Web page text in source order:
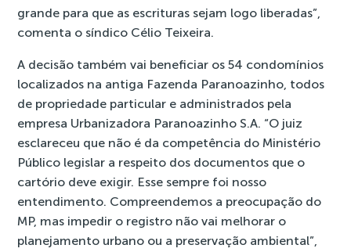
grande para que as escrituras sejam logo liberadas”,
comenta o síndico Célio Teixeira.
A decisão também vai beneficiar os 54 condomínios
localizados na antiga Fazenda Paranoazinho, todos
de propriedade particular e administrados pela
empresa Urbanizadora Paranoazinho S.A. “O juiz
esclareceu que não é da competência do Ministério
Público legislar a respeito dos documentos que o
cartório deve exigir. Esse sempre foi nosso
entendimento. Compreendemos a preocupação do
MP, mas impedir o registro não vai melhorar o
planejamento urbano ou a preservação ambiental”,